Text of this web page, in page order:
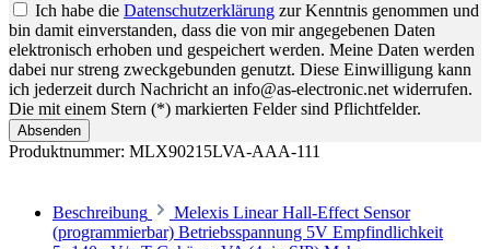
Ich habe die Datenschutzerklärung zur Kenntnis genommen und
bin damit einverstanden, dass die von mir angegebenen Daten
elektronisch erhoben und gespeichert werden. Meine Daten werden
dabei nur streng zweckgebunden genutzt. Diese Einwilligung kann
ich jederzeit durch Nachricht an info@as-electronic.net widerrufen.
Die mit einem Stern (*) markierten Felder sind Pflichtfelder.
Absenden
Produktnummer: MLX90215LVA-AAA-111
Beschreibung
Melexis Linear Hall-Effect Sensor
(programmierbar) Betriebsspannung 5V Empfindlichkeit